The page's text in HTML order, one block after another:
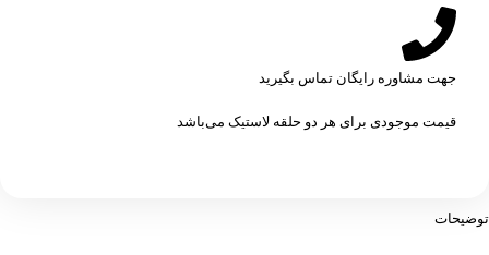
جهت مشاوره رایگان تماس بگیرید
قیمت موجودی برای هر دو حلقه لاستیک می‌باشد
توضیحات